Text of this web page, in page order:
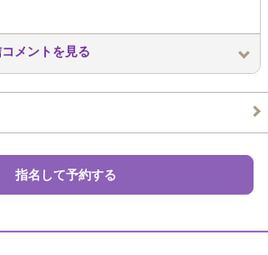
メントを見る
指名して予約する